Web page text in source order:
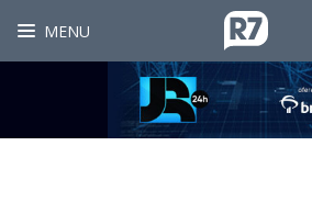
MENU